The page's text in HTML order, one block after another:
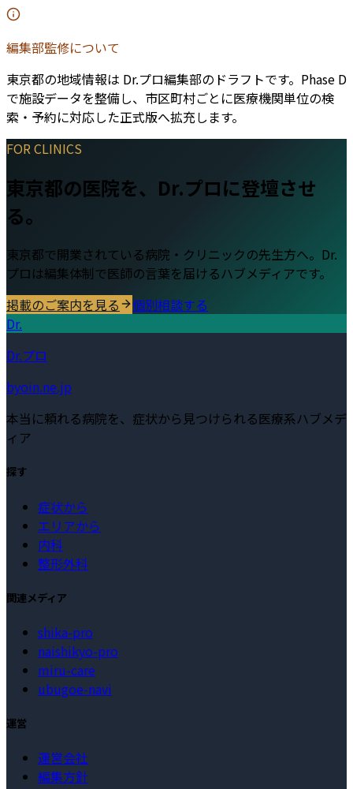
編集部監修について
東京都の地域情報は Dr.プロ編集部のドラフトです。Phase D
で施設データを整備し、市区町村ごとに医療機関単位の検
索・予約に対応した正式版へ拡充します。
FOR CLINICS
東京都の医院を、Dr.プロに登壇させ
る。
東京都で開業されている病院・クリニックの先生方へ。Dr.
プロは編集体制で医師の言葉を届けるハブメディアです。
掲載のご案内を見る
個別相談する
Dr.
Dr.プロ
byoin.ne.jp
本当に頼れる病院を、症状から見つけられる医療系ハブメデ
ィア
探す
症状から
エリアから
内科
整形外科
関連メディア
shika-pro
naishikyo-pro
miru-care
ubugoe-navi
運営
運営会社
編集方針